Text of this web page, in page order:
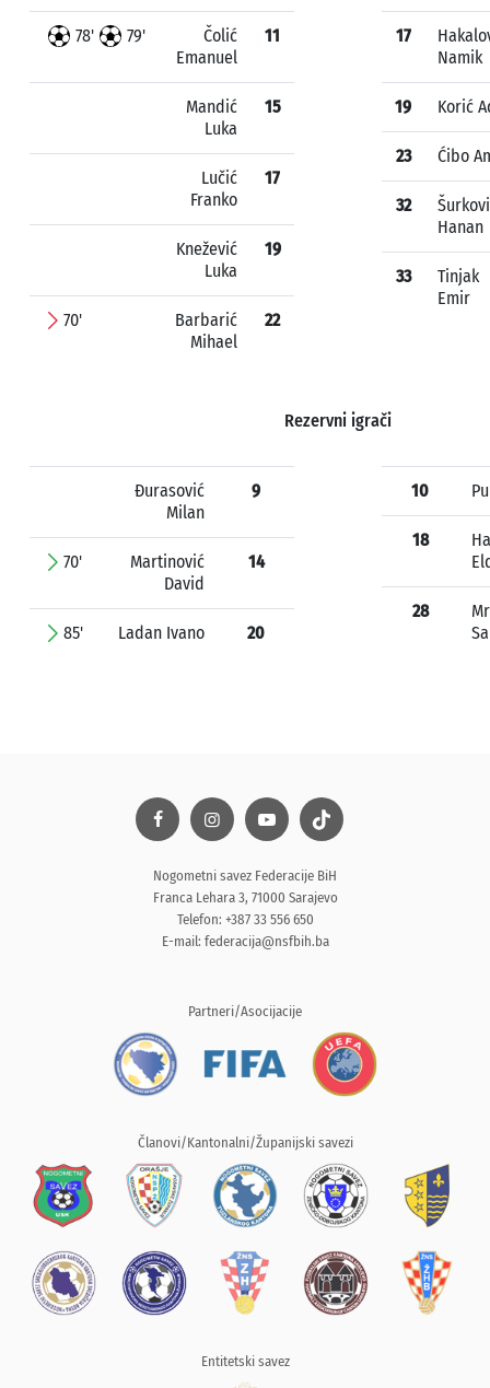
78' 79'
Čolić
Emanuel
11
Mandić
Luka
15
Lučić
Franko
17
Knežević
Luka
19
70'
Barbarić
Mihael
22
17
Namik
19 Korić
23 Ćibo
32
Hanan
33
Tinjak
Emir
Rezervni igrači
Đurasović
Milan
9
70'
Martinović
David
14
85' Ladan Ivano 20
10
18
28
Nogometni savez Federacije BiH
Franca Lehara 3, 71000 Sarajevo
Telefon: +387 33 556 650
E-mail: federacija@nsfbih.ba
Partneri/Asocijacije
Članovi/Kantonalni/Županijski savezi
Entitetski savez